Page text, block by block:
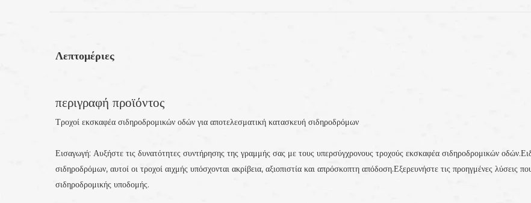
Λεπτομέριες
περιγραφή προϊόντος
Τροχοί εκσκαφέα σιδηροδρομικών οδών για αποτελεσματική κατασκευή σιδηροδρόμων
Εισαγωγή: Αυξήστε τις δυνατότητες συντήρησης της γραμμής σας με τους υπερσύγχρονους τροχούς εκσκαφέα σιδηροδρομικών
σιδηροδρόμων, αυτοί οι τροχοί αιχμής υπόσχονται ακρίβεια, αξιοπιστία και απρόσκοπτη απόδοση.Εξερευνήστε τις προηγμένες λύσεις
σιδηροδρομικής υποδομής.